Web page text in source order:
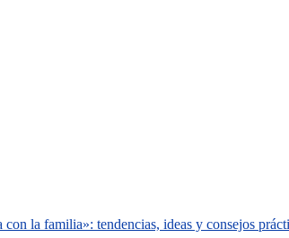
la familia»: tendencias, ideas y consejos